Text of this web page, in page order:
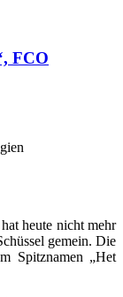
FCO
heute nicht mehr
gemein. Die
Spitznamen „Het